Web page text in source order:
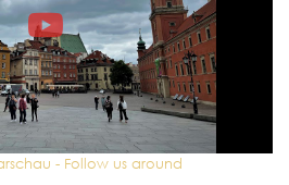
- Follow us around